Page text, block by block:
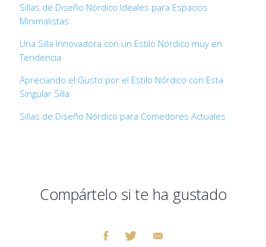
Sillas de Diseño Nórdico Ideales para Espacios
Minimalistas
Una Silla Innovadora con un Estilo Nórdico muy en
Tendencia
Apreciando el Gusto por el Estilo Nórdico con Esta
Singular Silla
Sillas de Diseño Nórdico para Comedores Actuales
Compártelo si te ha gustado